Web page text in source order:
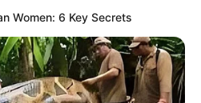
Women: 6 Key Secrets